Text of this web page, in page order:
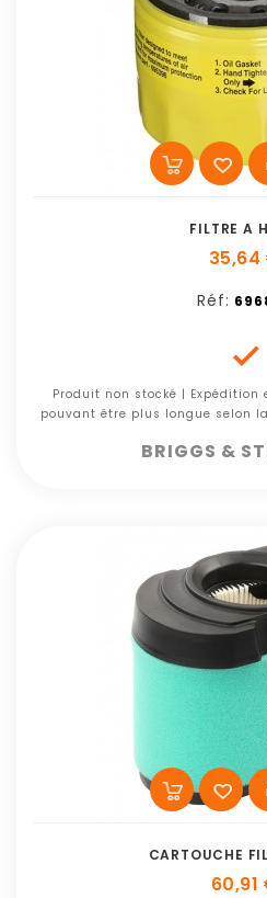
FILTRE A
35,64
Réf:

Produit non stocké | Expédition
pouvant être plus longue selon
BRIGGS &
CARTOUCHE
60,91